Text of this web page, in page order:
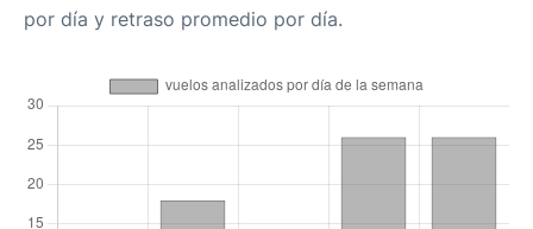
por día y retraso promedio por día.